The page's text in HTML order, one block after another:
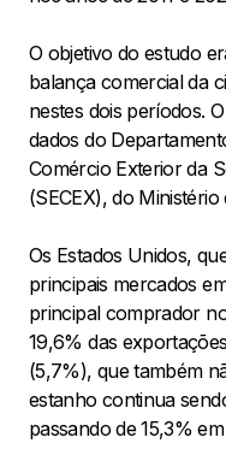
O objetivo do estudo
balança comercial da
nestes dois períodos.
dados do
Comércio Exterior da
(SECEX), do Ministério
Os Estados Unidos,
principais mercados
principal comprador
19,6% das
(5,7%), que também
estanho continua
passando de 15,3%